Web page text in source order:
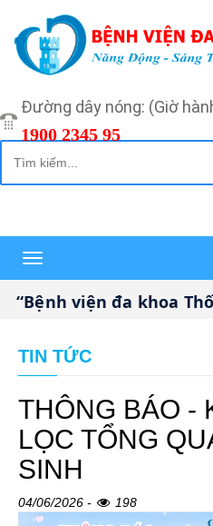
Đường dây nóng: (Giờ
1900 2345 95
Toggle
navigation
viện đa khoa Thống
TIN TỨC
THÔNG BÁO -
LỌC TỔNG
SINH
04/06/2026 - 198